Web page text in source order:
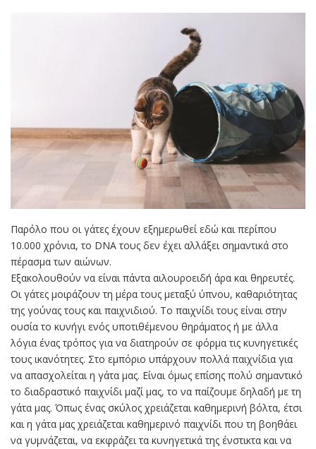
Παρόλο που οι γάτες έχουν εξημερωθεί εδώ και περίπου
10.000 χρόνια, το DNA τους δεν έχει αλλάξει σημαντικά στο
πέρασμα των αιώνων.
Εξακολουθούν να είναι πάντα αιλουροειδή άρα και θηρευτές.
Οι γάτες μοιράζουν τη μέρα τους μεταξύ ύπνου, καθαριότητας
της γούνας τους και παιχνιδιού. Το παιχνίδι τους είναι στην
ουσία το κυνήγι ενός υποτιθέμενου θηράματος ή με άλλα
λόγια ένας τρόπος για να διατηρούν σε φόρμα τις κυνηγετικές
τους ικανότητες. Στο εμπόριο υπάρχουν πολλά παιχνίδια για
να απασχολείται η γάτα μας. Είναι όμως επίσης πολύ σημαντικό
το διαδραστικό παιχνίδι μαζί μας, το να παίζουμε δηλαδή με τη
γάτα μας. Όπως ένας σκύλος χρειάζεται καθημερινή βόλτα, έτσι
και η γάτα μας χρειάζεται καθημερινό παιχνίδι που τη βοηθάει
να γυμνάζεται, να εκφράζει τα κυνηγετικά της ένστικτα και να